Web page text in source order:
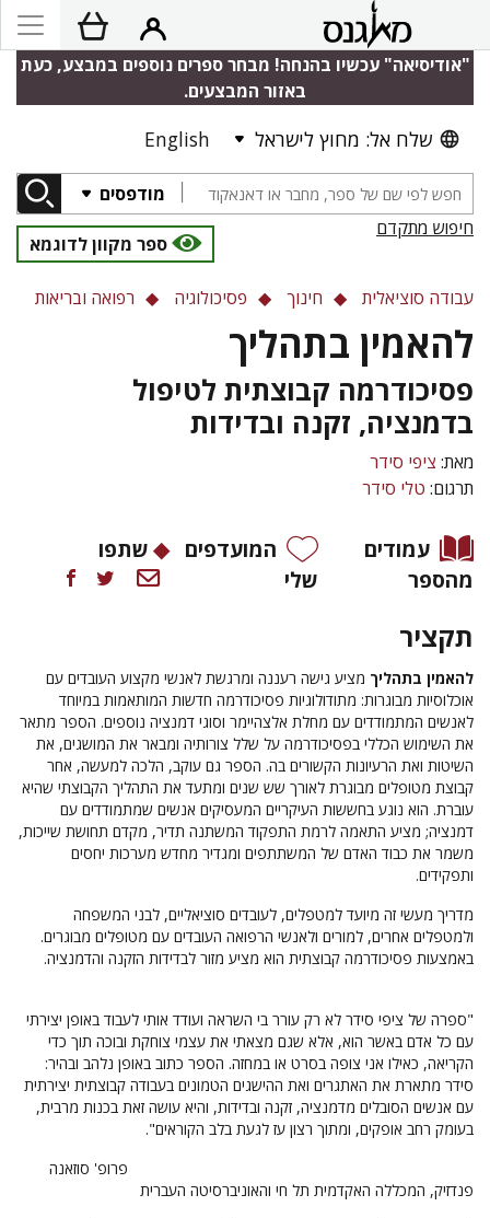
"אודיסיאה" עכשיו בהנחה! מבחר ספרים נוספים במבצע, כעת
באזור המבצעים.
שלח אל: מחוץ לישראל English
מודפסים
חיפוש מתקדם
ספר מקוון לדוגמא
עבודה סוציאלית חינוך פסיכולוגיה רפואה ובריאות
להאמין בתהליך
פסיכודרמה קבוצתית לטיפול
בדמנציה, זקנה ובדידות
מאת: ציפי סידר
תרגום: טלי סידר
עמודים
מהספר
המועדפים
שלי
שתפו
תקציר
להאמין בתהליך מציע גישה רעננה ומרגשת לאנשי מקצוע העובדים עם
אוכלוסיות מבוגרות: מתודולוגיות פסיכודרמה חדשות המותאמות במיוחד
לאנשים המתמודדים עם מחלת אלצהיימר וסוגי דמנציה נוספים. הספר מתאר
את השימוש הכללי בפסיכודרמה על שלל צורותיה ומבאר את המושגים, את
השיטות ואת הרעיונות הקשורים בה. הספר גם עוקב, הלכה למעשה, אחר
קבוצת מטופלים מבוגרת לאורך שש שנים ומתעד את התהליך הקבוצתי שהיא
עוברת. הוא נוגע בחששות העיקריים המעסיקים אנשים שמתמודדים עם
דמנציה; מציע התאמה לרמת התפקוד המשתנה תדיר, מקדם תחושת שייכות,
משמר את כבוד האדם של המשתתפים ומגדיר מחדש מערכות יחסים
ותפקידים.
מדריך מעשי זה מיועד למטפלים, לעובדים סוציאליים, לבני המשפחה
ולמטפלים אחרים, למורים ולאנשי הרפואה העובדים עם מטופלים מבוגרים.
באמצעות פסיכודרמה קבוצתית הוא מציע מזור לבדידות הזקנה והדמנציה.
"ספרה של ציפי סידר לא רק עורר בי השראה ועודד אותי לעבוד באופן יצירתי
עם כל אדם באשר הוא, אלא שגם מצאתי את עצמי צוחקת ובוכה תוך כדי
הקריאה, כאילו אני צופה בסרט או במחזה. הספר כתוב באופן נלהב ובהיר:
סידר מתארת את האתגרים ואת ההישגים הטמונים בעבודה קבוצתית יצירתית
עם אנשים הסובלים מדמנציה, זקנה ובדידות, והיא עושה זאת בכנות מרבית,
בעומק רחב אופקים, ומתוך רצון עז לגעת בלב הקוראים".
פרופ' סוזאנה
פנדזיק, המכללה האקדמית תל חי והאוניברסיטה העברית